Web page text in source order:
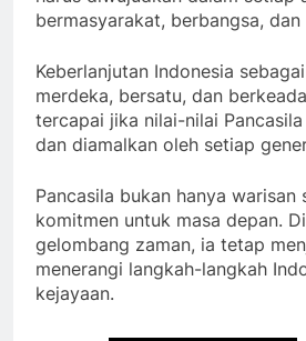
bermasyarakat, berbangsa, dan
Keberlanjutan Indonesia
merdeka, bersatu, dan
tercapai jika nilai-nilai
dan diamalkan oleh setiap
Pancasila bukan hanya warisan
komitmen untuk masa depan.
gelombang zaman, ia tetap
menerangi langkah-langkah
kejayaan.